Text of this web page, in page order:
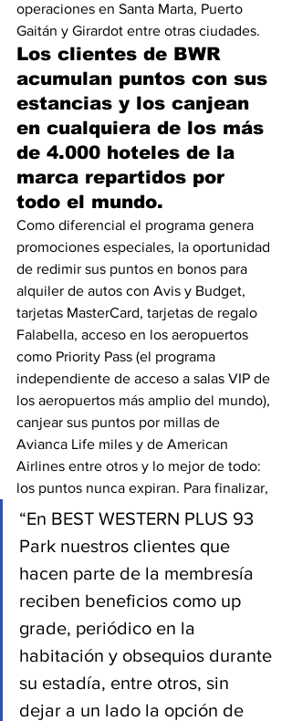
operaciones en Santa Marta, Puerto
Gaitán y Girardot entre otras ciudades.
Los clientes de BWR
acumulan puntos con sus
estancias y los canjean
en cualquiera de los más
de 4.000 hoteles de la
marca repartidos por
todo el mundo.
Como diferencial el programa genera
promociones especiales, la oportunidad
de redimir sus puntos en bonos para
alquiler de autos con Avis y Budget,
tarjetas MasterCard, tarjetas de regalo
Falabella, acceso en los aeropuertos
como Priority Pass (el programa
independiente de acceso a salas VIP de
los aeropuertos más amplio del mundo),
canjear sus puntos por millas de
Avianca Life miles y de American
Airlines entre otros y lo mejor de todo:
los puntos nunca expiran. Para finalizar,
“En BEST WESTERN PLUS 93
Park nuestros clientes que
hacen parte de la membresía
reciben beneficios como up
grade, periódico en la
habitación y obsequios durante
su estadía, entre otros, sin
dejar a un lado la opción de